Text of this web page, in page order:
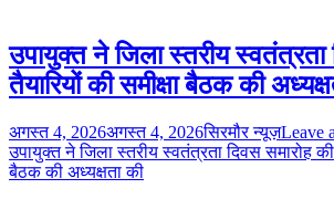
उपायुक्त ने जिला स्तरीय स्वतंत्रता
तैयारियों की समीक्षा बैठक की
अगस्त 4, 2026अगस्त 4, 2026सिरमौर न्यूज़Leave
उपायुक्त ने जिला स्तरीय स्वतंत्रता दिवस समारोह की
बैठक की अध्यक्षता की